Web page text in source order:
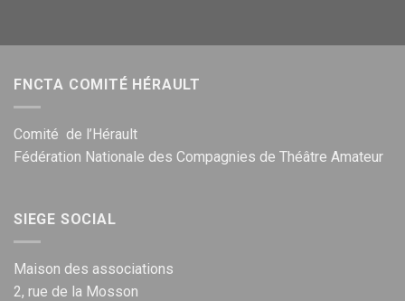
FNCTA COMITÉ HÉRAULT
Comité de l’Hérault
Fédération Nationale des Compagnies de Théâtre Amateur
SIEGE SOCIAL
Maison des associations
2, rue de la Mosson